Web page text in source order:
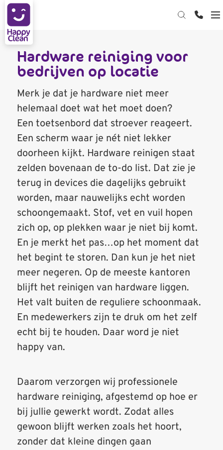
Start de keuzehulp
Hardware reiniging
Device reiniging op kantoor
Device Cleaning Bar
Datacenter reiniging
Datacenter reinigen
ESD-reinigen: bescherm je servers tegen
downtime
Kabelmanagement
Webshop
Over ons
Kennisbank
Certificering
MVO
Werken bij Happy Clean
Contact
Hardware reiniging voor
bedrijven op locatie
Merk je dat je hardware niet meer
helemaal doet wat het moet doen?
Een toetsenbord dat stroever reageert.
Een scherm waar je nét niet lekker
doorheen kijkt. Hardware reinigen staat
zelden bovenaan de to-do list. Dat zie je
terug in devices die dagelijks gebruikt
worden, maar nauwelijks echt worden
schoongemaakt. Stof, vet en vuil hopen
zich op, op plekken waar je niet bij komt.
En je merkt het pas…op het moment dat
het begint te storen. Dan kun je het niet
meer negeren. Op de meeste kantoren
blijft het reinigen van hardware liggen.
Het valt buiten de reguliere schoonmaak.
En medewerkers zijn te druk om het zelf
echt bij te houden. Daar word je niet
happy van.
Daarom verzorgen wij professionele
hardware reiniging, afgestemd op hoe er
bij jullie gewerkt wordt. Zodat alles
gewoon blijft werken zoals het hoort,
zonder dat kleine dingen gaan